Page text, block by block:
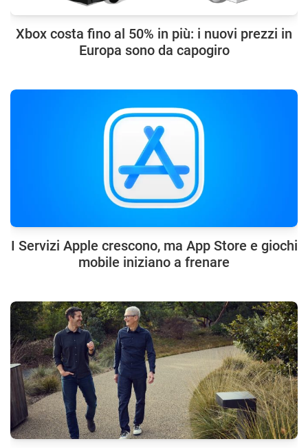
Xbox costa fino al 50% in più: i nuovi prezzi in
Europa sono da capogiro
I Servizi Apple crescono, ma App Store e giochi
mobile iniziano a frenare